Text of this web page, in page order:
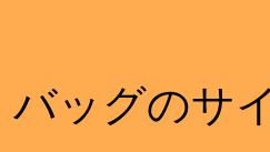
バッグのサ